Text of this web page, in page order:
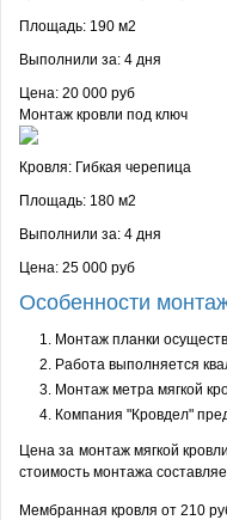
Площадь: 190 м2
Выполнили за: 4 дня
Цена: 20 000 руб
Монтаж кровли под ключ
Кровля: Гибкая черепица
Площадь: 180 м2
Выполнили за: 4 дня
Цена: 25 000 руб
Особенности
Монтаж планки
Работа выполняется
Монтаж метра мягкой
Компания "Кровдел"
Цена за монтаж мягкой
стоимость монтажа
Мембранная кровля от 210